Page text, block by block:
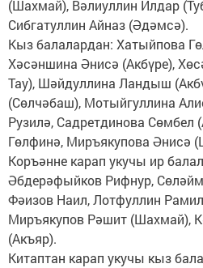
(Шахмай), Вәлиуллин Илдар
Сибгатуллин Айназ (Әдәмсә).
Кыз балалардан: Хатыйпова
Хәсәншина Әнисә (Акбүре),
Тау), Шәйдуллина Ландыш
(Сөлчәбаш), Мотыйгуллина
Рузилә, Садретдинова Сөмбел
Гөлфинә, Миръякупова Әнисә
Коръәнне карап укучы ир
Әбдерәфыйков Рифнур,
Фәизов Наил, Лотфуллин
Миръякупов Рәшит (Шахмай),
(Акъяр).
Китаптан карап укучы кыз